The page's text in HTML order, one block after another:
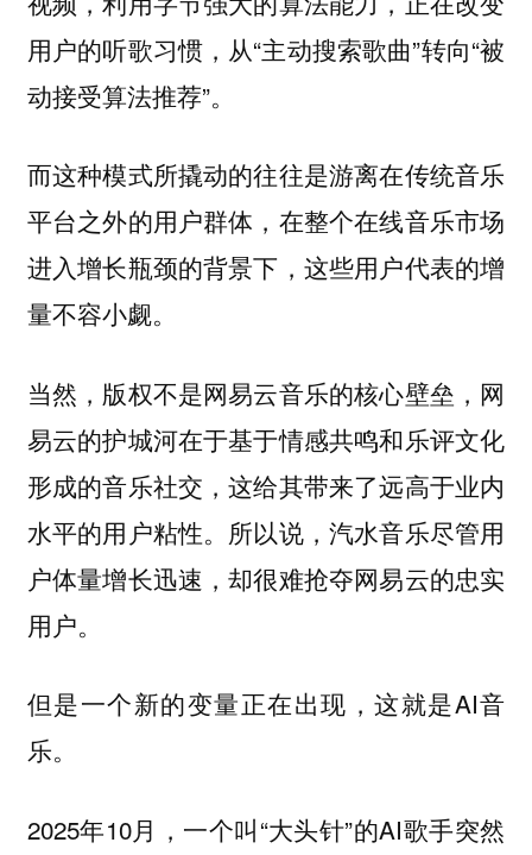
用户的听歌习惯，从“主动搜索歌曲”转向“被
动接受算法推荐”。
而这种模式所撬动的往往是游离在传统音乐
平台之外的用户群体，在整个在线音乐市场
进入增长瓶颈的背景下，这些用户代表的增
量不容小觑。
当然，版权不是网易云音乐的核心壁垒，网
易云的护城河在于基于情感共鸣和乐评文化
形成的音乐社交，这给其带来了远高于业内
水平的用户粘性。所以说，汽水音乐尽管用
户体量增长迅速，却很难抢夺网易云的忠实
用户。
但是一个新的变量正在出现，这就是AI音
乐。
2025年10月，一个叫“大头针”的AI歌手突然